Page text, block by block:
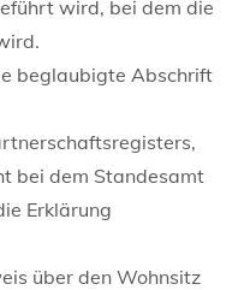
wird, bei dem die
beglaubigte Abschrift
bei dem Standesamt
Erklärung
über den Wohnsitz